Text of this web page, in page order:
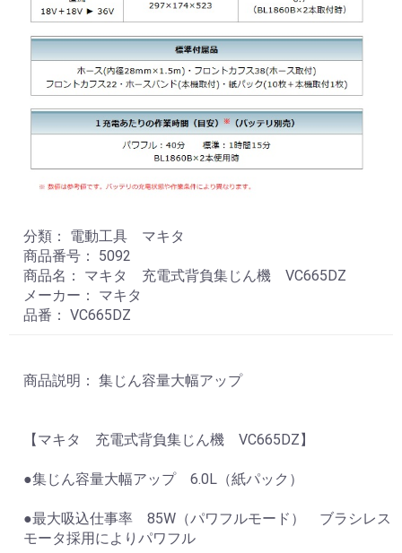
分類： 電動工具 マキタ
商品番号： 5092
商品名： マキタ 充電式背負集じん機 VC665DZ
メーカー： マキタ
品番： VC665DZ
商品説明： 集じん容量大幅アップ
【マキタ 充電式背負集じん機 VC665DZ】
●集じん容量大幅アップ 6.0L（紙パック）
●最大吸込仕事率 85W（パワフルモード） ブラシレス
モータ採用によりパワフル